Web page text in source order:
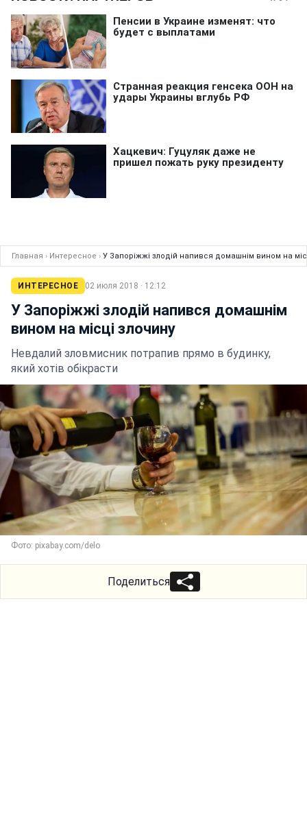
Главная › Интересное › У Запоріжжі злодій напився домашнім вином на
ИНТЕРЕСНОЕ 02 июля 2018 · 12:12
У Запоріжжі злодій напився домашнім
вином на місці злочину
Невдалий зловмисник потрапив прямо в будинку,
який хотів обікрасти
Фото: pixabay.com/delo
Поделиться